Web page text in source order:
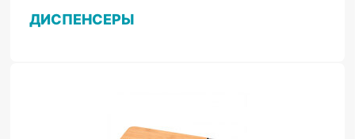
ДИСПЕНСЕРЫ